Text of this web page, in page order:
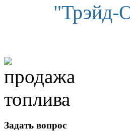
"Трэйд-
Задать вопрос